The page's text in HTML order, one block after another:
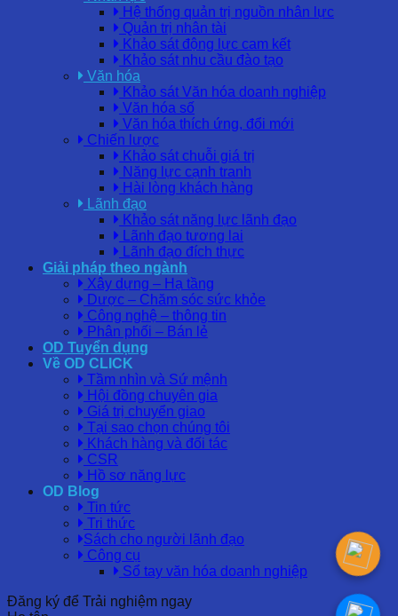
Hệ thống quản trị nguồn nhân lực
Quản trị nhân tài
Khảo sát động lực cam kết
Khảo sát nhu cầu đào tạo
Văn hóa
Khảo sát Văn hóa doanh nghiệp
Văn hóa số
Văn hóa thích ứng, đổi mới
Chiến lược
Khảo sát chuỗi giá trị
Năng lực cạnh tranh
Hài lòng khách hàng
Lãnh đạo
Khảo sát năng lực lãnh đạo
Lãnh đạo tương lai
Lãnh đạo đích thực
Giải pháp theo ngành
Xây dựng – Hạ tầng
Dược – Chăm sóc sức khỏe
Công nghệ – thông tin
Phân phối – Bán lẻ
OD Tuyển dụng
Về OD CLICK
Tầm nhìn và Sứ mệnh
Hội đồng chuyên gia
Giá trị chuyển giao
Tại sao chọn chúng tôi
Khách hàng và đối tác
CSR
Hồ sơ năng lực
OD Blog
Tin tức
Tri thức
Sách cho người lãnh đạo
Công cụ
Sổ tay văn hóa doanh nghiệp
Đăng ký để Trải nghiệm ngay